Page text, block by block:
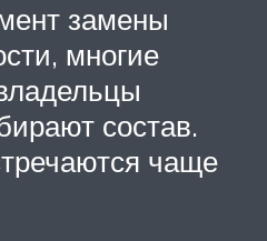
замены
многие
состав.
чаще